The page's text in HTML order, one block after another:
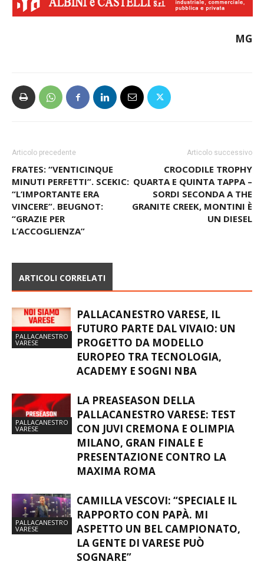
MG
Articolo precedente
FRATES: “VENTICINQUE
MINUTI PERFETTI”. SCEKIC:
“L’IMPORTANTE ERA
VINCERE”. BEUGNOT:
“GRAZIE PER
L’ACCOGLIENZA”
Articolo successivo
CROCODILE TROPHY
QUARTA E QUINTA TAPPA –
SORDI SECONDA A THE
GRANITE CREEK, MONTINI È
UN DIESEL
ARTICOLI CORRELATI
PALLACANESTRO
VARESE
PALLACANESTRO VARESE, IL
FUTURO PARTE DAL VIVAIO: UN
PROGETTO DA MODELLO
EUROPEO TRA TECNOLOGIA,
ACADEMY E SOGNI NBA
PALLACANESTRO
VARESE
LA PREASEASON DELLA
PALLACANESTRO VARESE: TEST
CON JUVI CREMONA E OLIMPIA
MILANO, GRAN FINALE E
PRESENTAZIONE CONTRO LA
MAXIMA ROMA
PALLACANESTRO
VARESE
CAMILLA VESCOVI: “SPECIALE IL
RAPPORTO CON PAPÀ. MI
ASPETTO UN BEL CAMPIONATO,
LA GENTE DI VARESE PUÒ
SOGNARE”